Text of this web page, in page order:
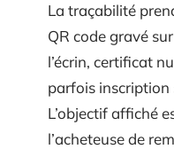
La traçabilité
QR code gravé
l’écrin, certificat
parfois inscription
L’objectif affiché
l’acheteuse de